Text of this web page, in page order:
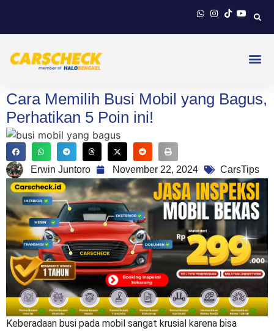
Cara Memilih Busi Mobil yang Bagus,
Perhatikan 5 Poin ini!
Erwin Juntoro November 22, 2024 CarsTips
Keberadaan busi pada mobil sangat krusial karena bisa